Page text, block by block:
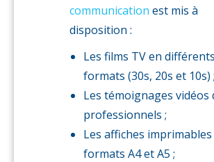
communication est mis à
disposition :
Les films TV en différents
formats (30s, 20s et 10s) ;
Les témoignages vidéos
professionnels ;
Les affiches imprimables
formats A4 et A5 ;